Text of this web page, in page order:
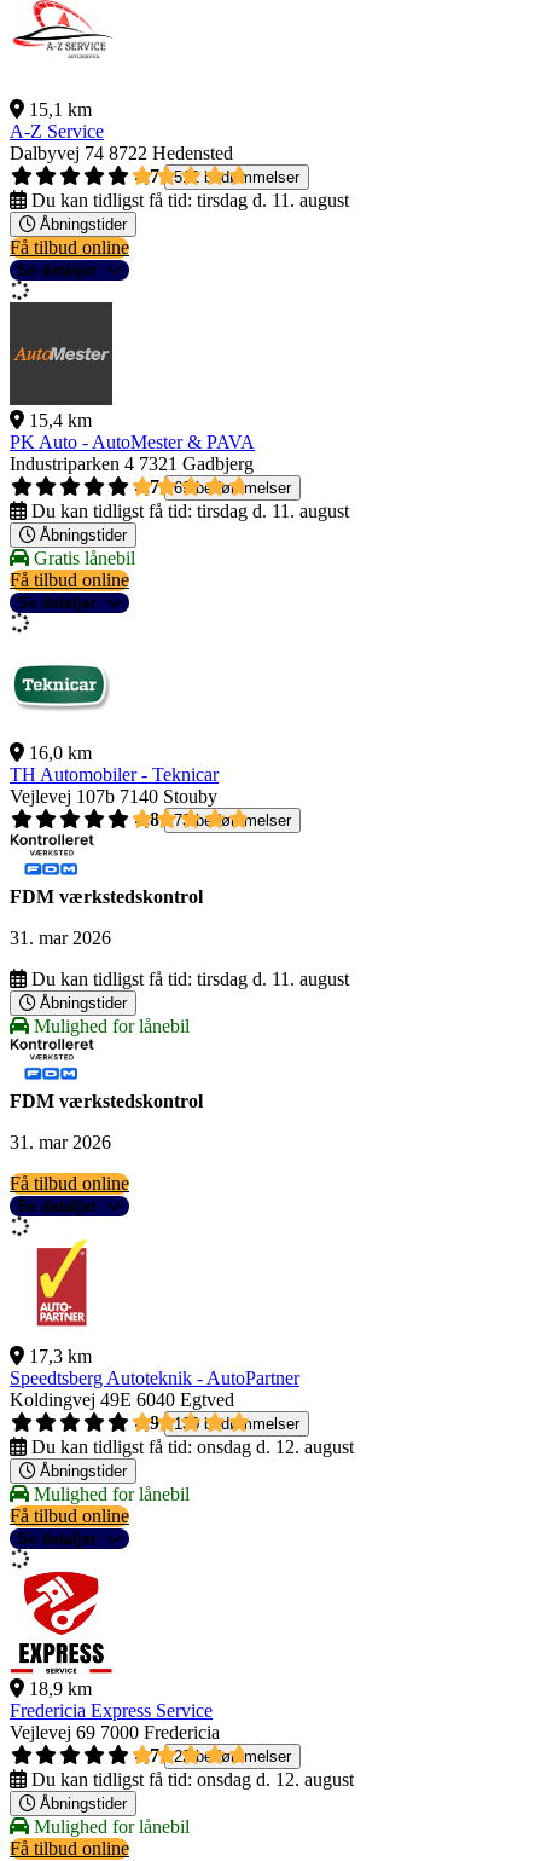
15,1 km
A-Z Service
Dalbyvej 74 8722 Hedensted
4,7
512 bedømmelser
Du kan tidligst få tid: tirsdag d. 11. august
Åbningstider
Få tilbud online
Se detaljer
15,4 km
PK Auto - AutoMester & PAVA
Industriparken 4 7321 Gadbjerg
4,7
69 bedømmelser
Du kan tidligst få tid: tirsdag d. 11. august
Åbningstider
Gratis lånebil
Få tilbud online
Se detaljer
16,0 km
TH Automobiler - Teknicar
Vejlevej 107b 7140 Stouby
4,8
73 bedømmelser
FDM værkstedskontrol
31. mar 2026
Du kan tidligst få tid: tirsdag d. 11. august
Åbningstider
Mulighed for lånebil
FDM værkstedskontrol
31. mar 2026
Få tilbud online
Se detaljer
17,3 km
Speedtsberg Autoteknik - AutoPartner
Koldingvej 49E 6040 Egtved
4,9
130 bedømmelser
Du kan tidligst få tid: onsdag d. 12. august
Åbningstider
Mulighed for lånebil
Få tilbud online
Se detaljer
18,9 km
Fredericia Express Service
Vejlevej 69 7000 Fredericia
4,7
22 bedømmelser
Du kan tidligst få tid: onsdag d. 12. august
Åbningstider
Mulighed for lånebil
Få tilbud online